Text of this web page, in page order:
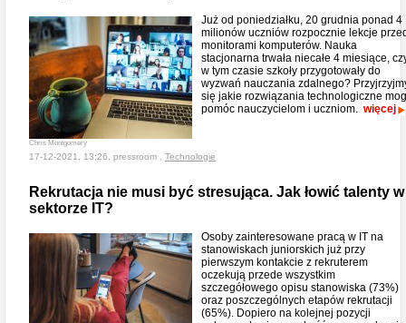
Chris Montgomery
Już od poniedziałku, 20 grudnia ponad 4
milionów uczniów rozpocznie lekcje
monitorami komputerów. Nauka
stacjonarna trwała niecałe 4 miesiące,
w tym czasie szkoły przygotowały do
wyzwań nauczania zdalnego?
się jakie rozwiązania technologiczne
pomóc nauczycielom i uczniom. więcej
17-12-2021, 13:26, pressroom , Technologie
Rekrutacja nie musi być stresująca. Jak łowić talenty w
sektorze IT?
Osoby zainteresowane pracą w IT na
stanowiskach juniorskich już przy
pierwszym kontakcie z rekruterem
oczekują przede wszystkim
szczegółowego opisu stanowiska (73%)
oraz poszczególnych etapów rekrutacji
(65%). Dopiero na kolejnej pozycji